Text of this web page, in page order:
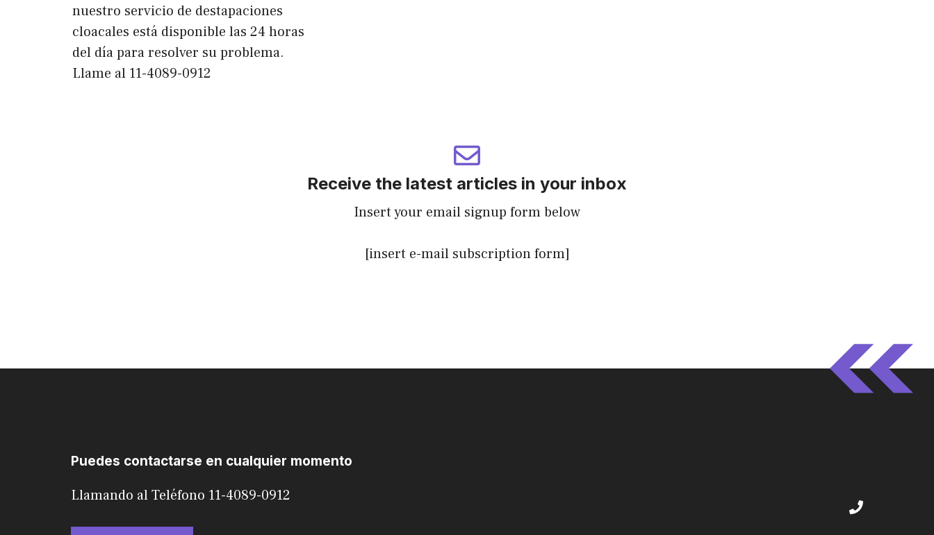
nuestro servicio de destapaciones
cloacales está disponible las 24 horas
del día para resolver su problema.
Llame al 11-4089-0912
Receive the latest articles in your inbox
Insert your email signup form below
[insert e-mail subscription form]
Puedes contactarse en cualquier momento
Llamando al Teléfono 11-4089-0912